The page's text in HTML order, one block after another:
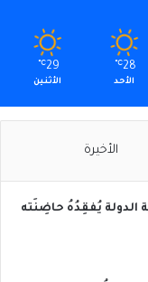
28
℃
الأحد
29
℃
الأثنين
الأخيرة
الدولة يُفقِدُهُ حاضِنَته